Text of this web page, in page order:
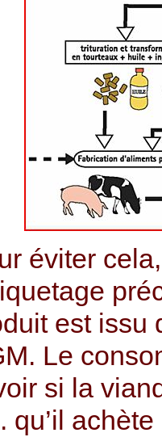
éviter
est issu
Le
si la
qu’il